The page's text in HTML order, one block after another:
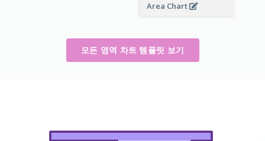
Area Chart
모든 영역 차트 템플릿 보기